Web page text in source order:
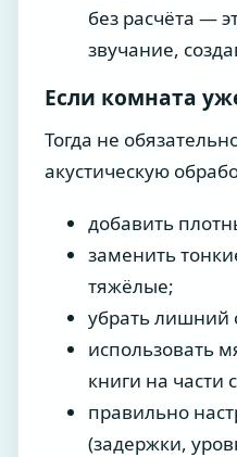
без расчёта —
звучание,
Если комната
Тогда не
акустическую
добавить
заменить
тяжёлые;
убрать лишний
использовать
книги на части
правильно
(задержки,